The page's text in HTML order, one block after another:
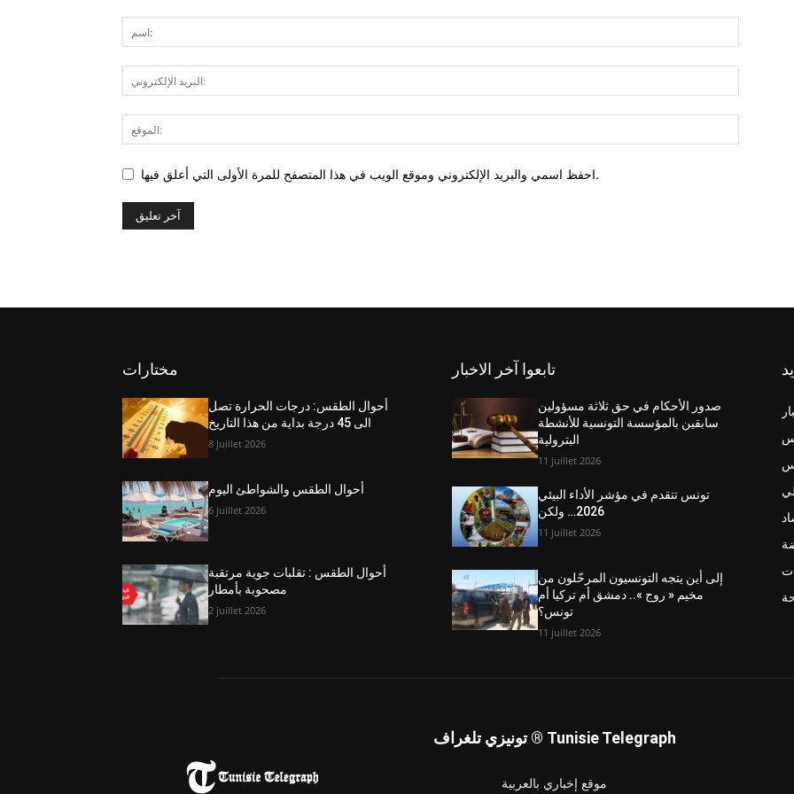
احفظ اسمي والبريد الإلكتروني وموقع الويب في هذا المتصفح للمرة الأولى التي أعلق فيها.
مختارات
أحوال الطقس: درجات الحرارة تصل
الى 45 درجة بداية من هذا التاريخ
8 juillet 2026
أحوال الطقس والشواطئ اليوم
6 juillet 2026
أحوال الطقس : تقلبات جوية مرتقبة
مصحوبة بأمطار
2 juillet 2026
تابعوا آخر الاخبار
صدور الأحكام في حق ثلاثة مسؤولين
سابقين بالمؤسسة التونسية للأنشطة
البترولية
11 juillet 2026
تونس تتقدم في مؤشر الأداء البيئي
2026… ولكن
11 juillet 2026
إلى أين يتجه التونسيون المرحّلون من
مخيم « روج ».. دمشق أم تركيا أم
تونس؟
11 juillet 2026
تونيزي تلغراف ® Tunisie Telegraph
موقع إخباري بالعربية